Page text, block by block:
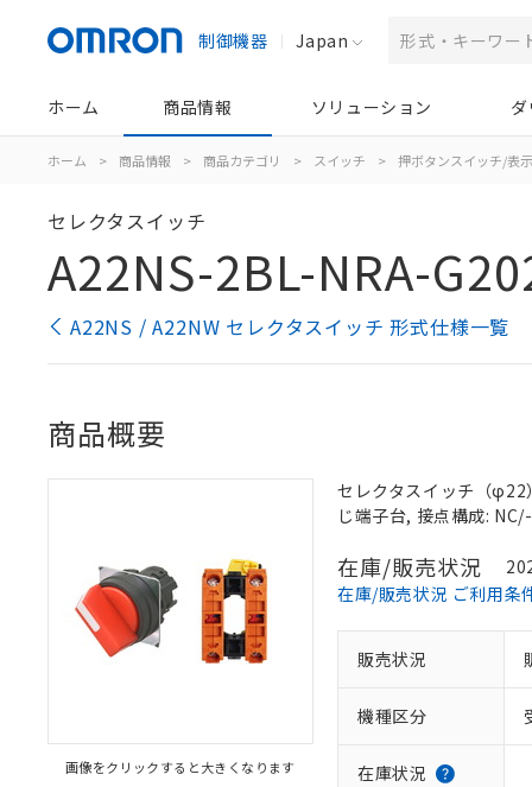
制御機器 Japan
ホーム 商品情報 ソリューション
ホーム > 商品情報 > 商品カテゴリ > スイッチ > 押ボタンスイッチ/表
セレクタスイッチ
A22NS-2BL-NRA-
A22NS / A22NW セレクタスイッチ 形式仕様一覧
商品概要
画像をクリックすると大きくなります
セレクタスイッチ（φ22
じ端子台, 接点構成:
在庫/販売状況
在庫/販売状況 ご利用条
販売状況
機種区分
在庫状況